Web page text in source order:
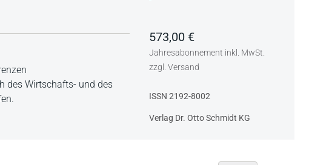
des Wirtschafts- und des
573,00 €
Jahresabonnement inkl. MwSt.
zzgl. Versand
ISSN 2192-8002
Verlag Dr. Otto Schmidt KG